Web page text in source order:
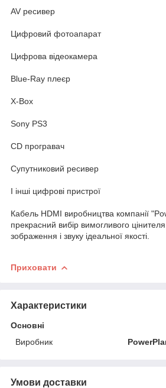
AV ресивер
Цифровий фотоапарат
Цифрова відеокамера
Blue-Ray плеєр
X-Box
Sony PS3
CD програвач
Супутниковий ресивер
І інші цифрові пристрої
Кабель HDMI виробництва компанії
прекрасний вибір вимогливого
зображення і звуку ідеальної якості.
Приховати
Характеристики
Основні
Виробник
Умови доставки